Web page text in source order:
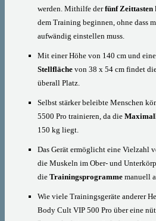
werden. Mithilfe derfünf Zeittasten
dem Training beginnen, ohne dass
aufwändig einstellen muss.
Mit einer Höhe von 140 cm und
Stellfläche von 38 x 54 cm findet
überall Platz.
Selbst stärker beleibte Menschen
5500 Pro trainieren, da die
150 kg liegt.
Das Gerät ermöglicht eine Vielzahl
die Muskeln im Ober- und
die Trainingsprogramme manuell
Wie viele Trainingsgeräte anderer
Body Cult VIP 500 Pro über eine